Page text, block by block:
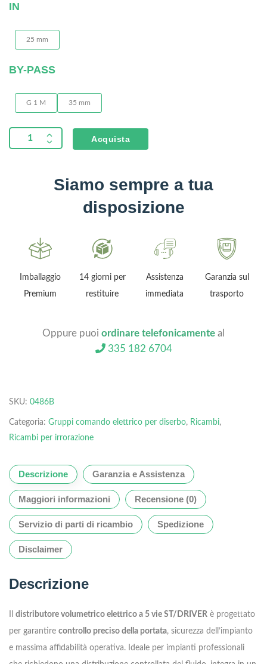
IN
25 mm
BY-PASS
G 1 M 35 mm
Acquista
Siamo sempre a tua
disposizione
Imballaggio
Premium
14 giorni per
restituire
Assistenza
immediata
Garanzia sul
trasporto
Oppure puoi ordinare telefonicamente al
335 182 6704
SKU: 0486B
Categoria: Gruppi comando elettrico per diserbo, Ricambi,
Ricambi per irrorazione
Descrizione Garanzia e Assistenza
Maggiori informazioni Recensione (0)
Servizio di parti di ricambio Spedizione
Disclaimer
Descrizione
distributore volumetrico elettrico a 5 vie ST/DRIVER è progettato
per garantire controllo preciso della portata, sicurezza dell’impianto
e massima affidabilità operativa. Ideale per impianti professionali